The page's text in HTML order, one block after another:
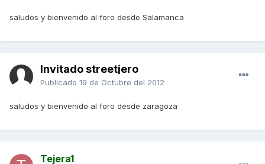
saludos y bienvenido al foro desde Salamanca
Invitado streetjero
Publicado 19 de Octubre del 2012
saludos y bienvenido al foro desde zaragoza
Tejera1